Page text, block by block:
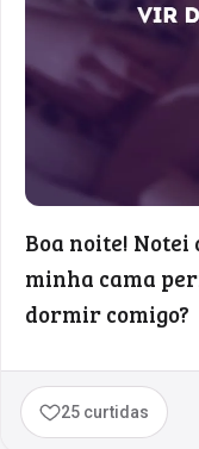
Boa noite! Notei
minha cama
dormir comigo?
25 curtidas